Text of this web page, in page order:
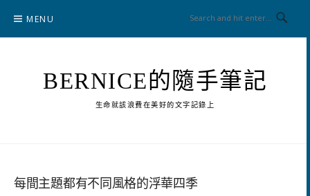
content
MENU
BERNICE的隨手筆記
生命就該浪費在美好的文字記錄上
每間主題都有不同風格的浮華四季